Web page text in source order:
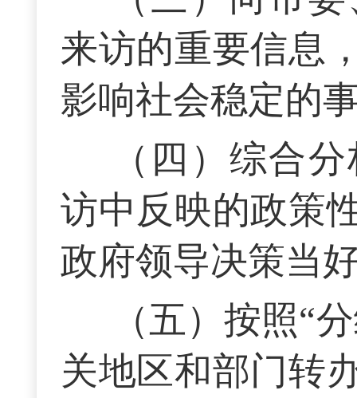
来访的重要信息
影响社会稳定的
（四）综合
访中反映的政策
政府领导决策当
（五）按照“
关地区和部门转